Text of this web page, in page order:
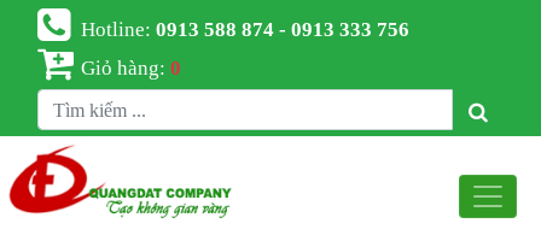
Hotline:0913 588 874 - 0913 333 756
Giỏ hàng:0